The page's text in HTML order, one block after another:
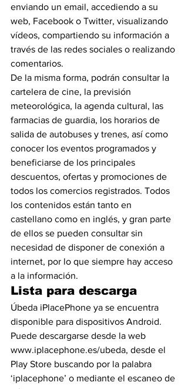
enviando un email, accediendo a su
web, Facebook o Twitter, visualizando
vídeos, compartiendo su información a
través de las redes sociales o realizando
comentarios.
De la misma forma, podrán consultar la
cartelera de cine, la previsión
meteorológica, la agenda cultural, las
farmacias de guardia, los horarios de
salida de autobuses y trenes, así como
conocer los eventos programados y
beneficiarse de los principales
descuentos, ofertas y promociones de
todos los comercios registrados. Todos
los contenidos están tanto en
castellano como en inglés, y gran parte
de ellos se pueden consultar sin
necesidad de disponer de conexión a
internet, por lo que siempre hay acceso
a la información.
Lista para descarga
Úbeda iPlacePhone ya se encuentra
disponible para dispositivos Android.
Puede descargarse desde la web
www.iplacephone.es/ubeda, desde el
Play Store buscando por la palabra
‘iplacephone’ o mediante el escaneo de